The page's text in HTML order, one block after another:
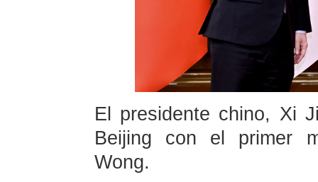
El presidente chino, Xi
Beijing con el primer
Wong.